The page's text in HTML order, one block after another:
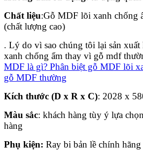
Chất liệu:Gỗ MDF lõi xanh chống
(chất lượng cao)
. Lý do vì sao chúng tôi lại sản
xanh chống ẩm thay vì gỗ mdf
MDF là gì? Phân biệt gỗ MDF lõi
gỗ MDF thường
Kích thước (D x R x C): 2028 x
Màu sắc: khách hàng tùy ý lựa
hàng
Phụ kiện: Ray bi bản lề chính